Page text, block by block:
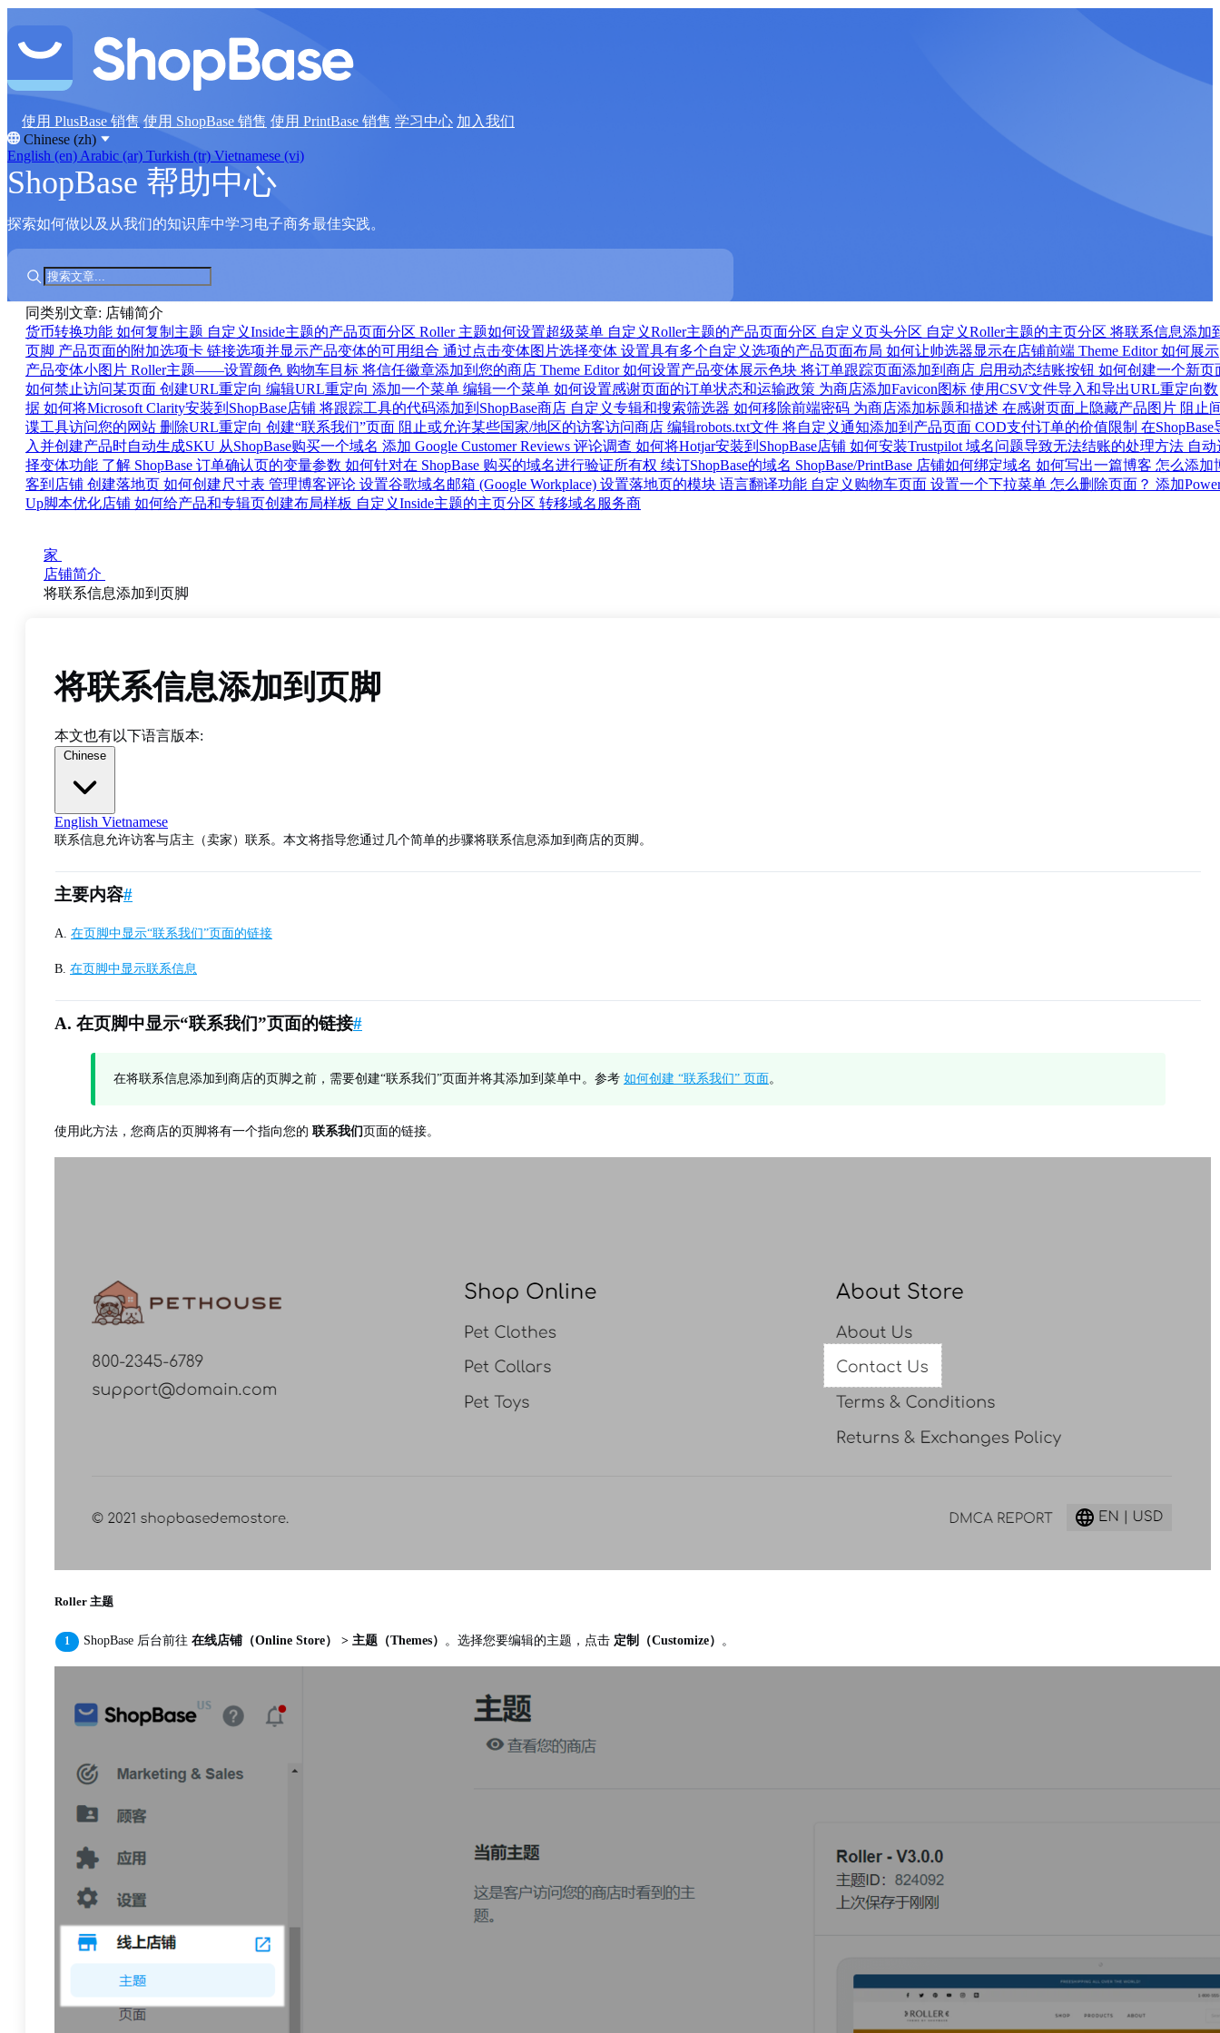
使用 PlusBase 销售 使用 ShopBase 销售 使用 PrintBase 销售 学习中心 加入我们
Chinese (zh)
English (en) Arabic (ar) Turkish (tr) Vietnamese (vi)
ShopBase 帮助中心
探索如何做以及从我们的知识库中学习电子商务最佳实践。
同类别文章: 店铺简介
货币转换功能 如何复制主题 自定义Inside主题的产品页面分区 Roller 主题如何设置超级菜单 自定义Roller主题的产品页面分区 自定义页头分区 自定义Roller主题的主页分区 将联系信息添加
页脚 产品页面的附加选项卡 链接选项并显示产品变体的可用组合 通过点击变体图片选择变体 设置具有多个自定义选项的产品页面布局 如何让帅选器显示在店铺前端 Theme Editor 如何展示
产品变体小图片 Roller主题——设置颜色 购物车目标 将信任徽章添加到您的商店 Theme Editor 如何设置产品变体展示色块 将订单跟踪页面添加到商店 启用动态结账按钮 如何创建一个新页
如何禁止访问某页面 创建URL重定向 编辑URL重定向 添加一个菜单 编辑一个菜单 如何设置感谢页面的订单状态和运输政策 为商店添加Favicon图标 使用CSV文件导入和导出URL重定向数
据 如何将Microsoft Clarity安装到ShopBase店铺 将跟踪工具的代码添加到ShopBase商店 自定义专辑和搜索筛选器 如何移除前端密码 为商店添加标题和描述 在感谢页面上隐藏产品图片 阻止
谍工具访问您的网站 删除URL重定向 创建“联系我们”页面 阻止或允许某些国家/地区的访客访问商店 编辑robots.txt文件 将自定义通知添加到产品页面 COD支付订单的价值限制 在ShopBase
入并创建产品时自动生成SKU 从ShopBase购买一个域名 添加 Google Customer Reviews 评论调查 如何将Hotjar安装到ShopBase店铺 如何安装Trustpilot 域名问题导致无法结账的处理方法 自动
择变体功能 了解 ShopBase 订单确认页的变量参数 如何针对在 ShopBase 购买的域名进行验证所有权 续订ShopBase的域名 ShopBase/PrintBase 店铺如何绑定域名 如何写出一篇博客 怎么添加
客到店铺 创建落地页 如何创建尺寸表 管理博客评论 设置谷歌域名邮箱 (Google Workplace) 设置落地页的模块 语言翻译功能 自定义购物车页面 设置一个下拉菜单 怎么删除页面？ 添加
Up脚本优化店铺 如何给产品和专辑页创建布局样板 自定义Inside主题的主页分区 转移域名服务商
家
店铺简介
将联系信息添加到页脚
将联系信息添加到页脚
本文也有以下语言版本:
Chinese
English Vietnamese
联系信息允许访客与店主（卖家）联系。本文将指导您通过几个简单的步骤将联系信息添加到商店的页脚。
主要内容#
A. 在页脚中显示“联系我们”页面的链接
B. 在页脚中显示联系信息
A. 在页脚中显示“联系我们”页面的链接#
在将联系信息添加到商店的页脚之前，需要创建“联系我们”页面并将其添加到菜单中。参考 如何创建 “联系我们” 页面。
使用此方法，您商店的页脚将有一个指向您的 联系我们页面的链接。
Roller 主题
ShopBase 后台前往 在线店铺（Online Store） > 主题（Themes） 。选择您要编辑的主题，点击 定制（Customize） 。